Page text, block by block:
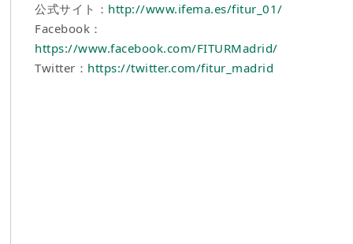
公式サイト： http://www.ifema.es/fitur_01/
Facebook：
https://www.facebook.com/FITURMadrid/
Twitter： https://twitter.com/fitur_madrid